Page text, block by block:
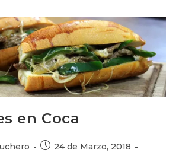
Los
Sachas
en Coca
Publicación
24 de Marzo, 2018